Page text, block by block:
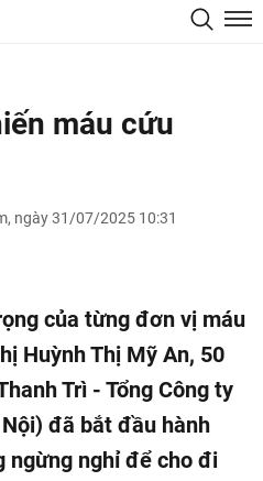
máu cứu
ngày 31/07/2025 10:31
của từng đơn vị máu
Huỳnh Thị Mỹ An, 50
Trì - Tổng Công ty
đã bắt đầu hành
ngừng nghỉ để cho đi